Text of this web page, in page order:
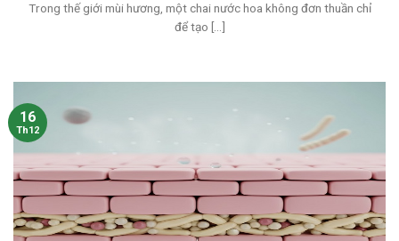
Trong thế giới mùi hương, một chai nước hoa không đơn thuần chỉ
để tạo [...]
16
Th12